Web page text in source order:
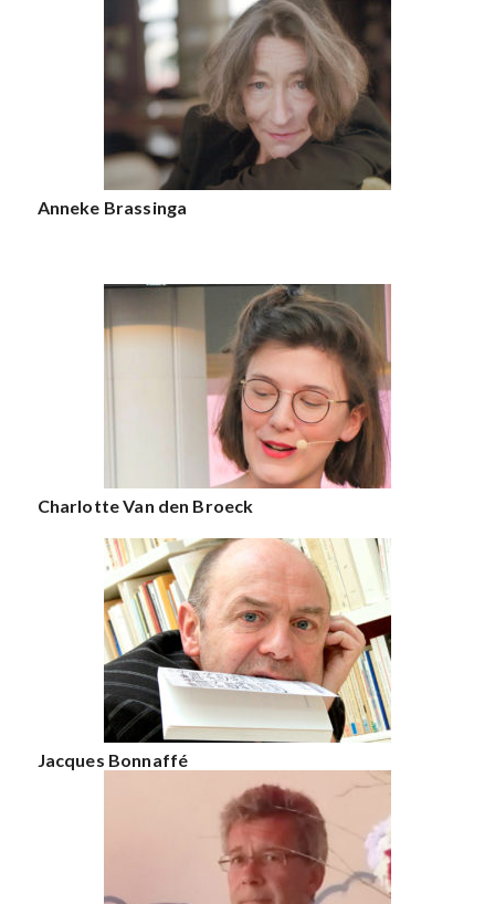
Anneke Brassinga
Charlotte Van den Broeck
Jacques Bonnaffé